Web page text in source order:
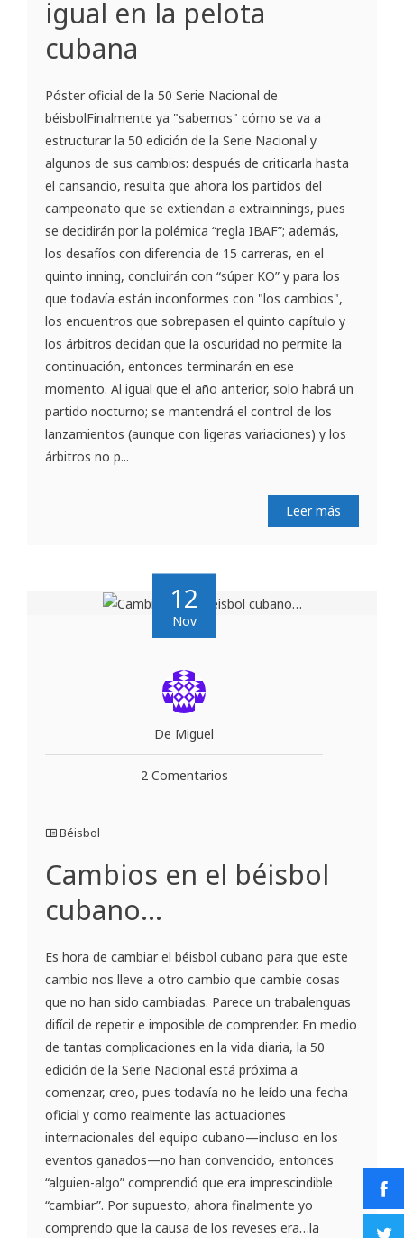
igual en la pelota
cubana
Póster oficial de la 50 Serie Nacional de
béisbolFinalmente ya "sabemos" cómo se va a
estructurar la 50 edición de la Serie Nacional y
algunos de sus cambios: después de criticarla hasta
el cansancio, resulta que ahora los partidos del
campeonato que se extiendan a extrainnings, pues
se decidirán por la polémica “regla IBAF”; además,
los desafíos con diferencia de 15 carreras, en el
quinto inning, concluirán con “súper KO” y para los
que todavía están inconformes con "los cambios",
los encuentros que sobrepasen el quinto capítulo y
los árbitros decidan que la oscuridad no permite la
continuación, entonces terminarán en ese
momento. Al igual que el año anterior, solo habrá un
partido nocturno; se mantendrá el control de los
lanzamientos (aunque con ligeras variaciones) y los
árbitros no p...
Leer más
12
Nov
De Miguel
2 Comentarios
Béisbol
Cambios en el béisbol
cubano…
Es hora de cambiar el béisbol cubano para que este
cambio nos lleve a otro cambio que cambie cosas
que no han sido cambiadas. Parece un trabalenguas
difícil de repetir e imposible de comprender. En medio
de tantas complicaciones en la vida diaria, la 50
edición de la Serie Nacional está próxima a
comenzar, creo, pues todavía no he leído una fecha
oficial y como realmente las actuaciones
internacionales del equipo cubano—incluso en los
eventos ganados—no han convencido, entonces
“alguien-algo” comprendió que era imprescindible
“cambiar”. Por supuesto, ahora finalmente yo
comprendo que la causa de los reveses era…la